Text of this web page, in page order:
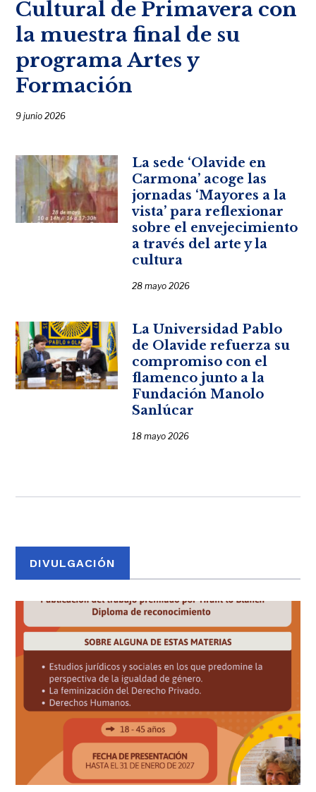
Cultural de Primavera con
la muestra final de su
programa Artes y
Formación
9 junio 2026
La sede ‘Olavide en
Carmona’ acoge las
jornadas ‘Mayores a la
vista’ para reflexionar
sobre el envejecimiento
a través del arte y la
cultura
28 mayo 2026
La Universidad Pablo
de Olavide refuerza su
compromiso con el
flamenco junto a la
Fundación Manolo
Sanlúcar
18 mayo 2026
DIVULGACIÓN